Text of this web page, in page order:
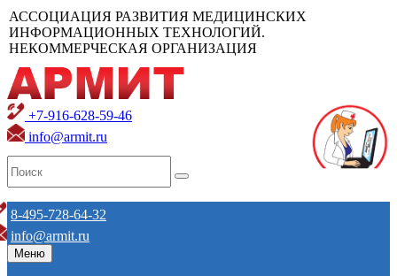
АССОЦИАЦИЯ РАЗВИТИЯ МЕДИЦИНСКИХ
ИНФОРМАЦИОННЫХ ТЕХНОЛОГИЙ.
НЕКОММЕРЧЕСКАЯ ОРГАНИЗАЦИЯ
+7-916-628-59-46
info@armit.ru
8-495-728-64-32
info@armit.ru
Меню